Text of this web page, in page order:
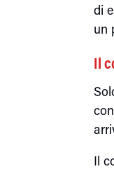
di
un
Il
Il